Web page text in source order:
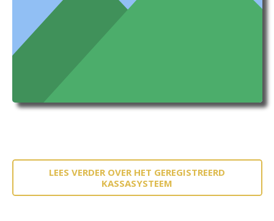
LEES VERDER OVER HET GEREGISTREERD
KASSASYSTEEM